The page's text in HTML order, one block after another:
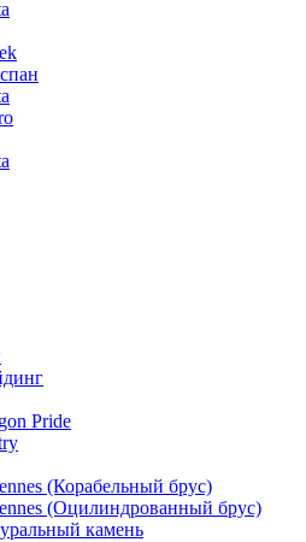
Pride
(Корабельный брус)
(Оцилиндрованный брус)
камень